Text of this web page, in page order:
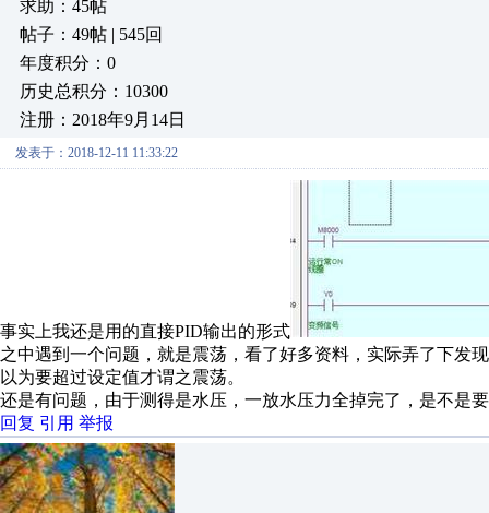
求助：45帖
帖子：49帖 | 545回
年度积分：0
历史总积分：10300
注册：2018年9月14日
发表于：2018-12-11 11:33:22
事实上我还是用的直接PID输出的形式
之中遇到一个问题，就是震荡，看了好多资料，实际弄了下发
以为要超过设定值才谓之震荡。
还是有问题，由于测得是水压，一放水压力全掉完了，是不是
回复 引用 举报